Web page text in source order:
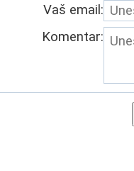
Vaš email:
Komentar: